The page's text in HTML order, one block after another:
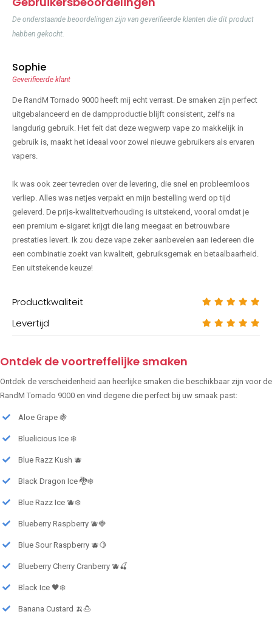
De onderstaande beoordelingen zijn van geverifieerde klanten die dit product
hebben gekocht.
Sophie
Geverifieerde klant
De RandM Tornado 9000 heeft mij echt verrast. De smaken zijn perfect
uitgebalanceerd en de dampproductie blijft consistent, zelfs na
langdurig gebruik. Het feit dat deze wegwerp vape zo makkelijk in
gebruik is, maakt het ideaal voor zowel nieuwe gebruikers als ervaren
vapers.
Ik was ook zeer tevreden over de levering, die snel en probleemloos
verliep. Alles was netjes verpakt en mijn bestelling werd op tijd
geleverd. De prijs-kwaliteitverhouding is uitstekend, vooral omdat je
een premium e-sigaret krijgt die lang meegaat en betrouwbare
prestaties levert. Ik zou deze vape zeker aanbevelen aan iedereen die
een combinatie zoekt van kwaliteit, gebruiksgemak en betaalbaarheid.
Een uitstekende keuze!
Productkwaliteit
Levertijd
Ontdek de voortreffelijke smaken
Ontdek de verscheidenheid aan heerlijke smaken die beschikbaar zijn voor de
RandM Tornado 9000 en vind degene die perfect bij uw smaak past:
Aloe Grape 🍇
Bluelicious Ice ❄️
Blue Razz Kush 🫐
Black Dragon Ice 🐉❄️
Blue Razz Ice 🫐❄️
Blueberry Raspberry 🫐🍓
Blue Sour Raspberry 🫐🍋
Blueberry Cherry Cranberry 🫐🍒
Black Ice 🖤❄️
Banana Custard 🍌🍮